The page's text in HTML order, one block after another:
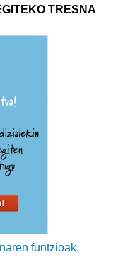
TRESNA
funtzioak.